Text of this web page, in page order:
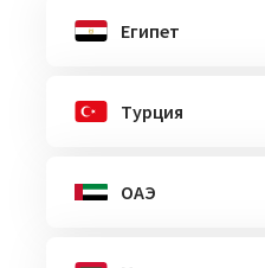
Египет
Турция
ОАЭ